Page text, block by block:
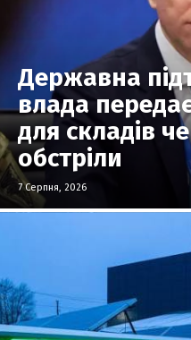
Державна
влада
для складів
обстріли
7 Серпня, 2026